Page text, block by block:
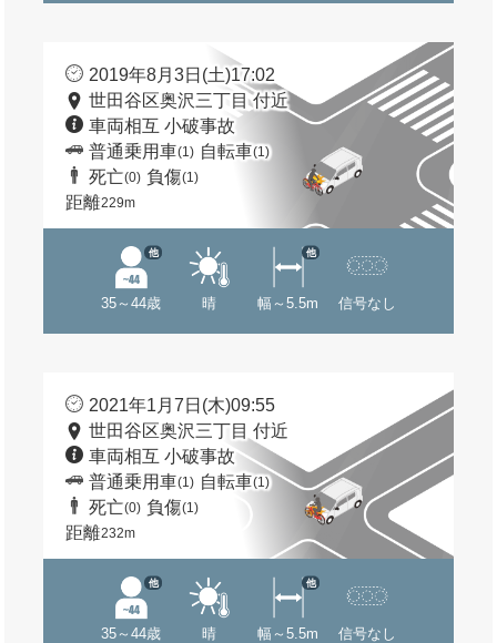
2019年8月3日(土)17:02
世田谷区奥沢三丁目 付近
車両相互 小破事故
普通乗用車(1) 自転車(1)
死亡(0) 負傷(1)
距離229m
35～44歳
他
晴 幅～5.5m
他
信号なし
2021年1月7日(木)09:55
世田谷区奥沢三丁目 付近
車両相互 小破事故
普通乗用車(1) 自転車(1)
死亡(0) 負傷(1)
距離232m
35～44歳
他
晴 幅～5.5m
他
信号なし